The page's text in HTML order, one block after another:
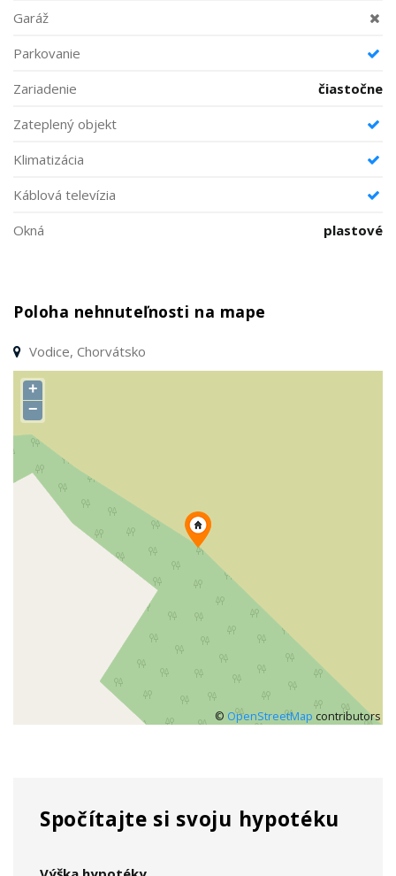
Garáž
Parkovanie
Zariadenie
čiastočne
Zateplený objekt
Klimatizácia
Káblová televízia
Okná
plastové
Poloha nehnuteľnosti na mape
Vodice, Chorvátsko
+
−
© OpenStreetMap contributors
Spočítajte si svoju hypotéku